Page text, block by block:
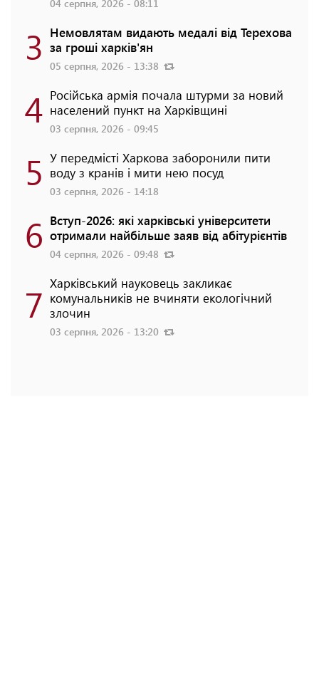
04 серпня, 2026 - 08:11
3 Немовлятам видають медалі від Терехова
за гроші харків'ян
05 серпня, 2026 - 13:38
4 Російська армія почала штурми за новий
населений пункт на Харківщині
03 серпня, 2026 - 09:45
5 У передмісті Харкова заборонили пити
воду з кранів і мити нею посуд
03 серпня, 2026 - 14:18
6 Вступ-2026: які харківські університети
отримали найбільше заяв від абітурієнтів
04 серпня, 2026 - 09:48
7 Харківський науковець закликає
комунальників не вчиняти екологічний
злочин
03 серпня, 2026 - 13:20